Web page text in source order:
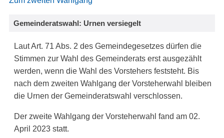
Gemeinderatswahl: Urnen versiegelt
Laut Art. 71 Abs. 2 des Gemeindegesetzes dürfen die
Stimmen zur Wahl des Gemeinderats erst ausgezählt
werden, wenn die Wahl des Vorstehers feststeht. Bis
nach dem zweiten Wahlgang der Vorsteherwahl bleiben
die Urnen der Gemeinderatswahl verschlossen.
Der zweite Wahlgang der Vorsteherwahl fand am 02.
April 2023 statt.